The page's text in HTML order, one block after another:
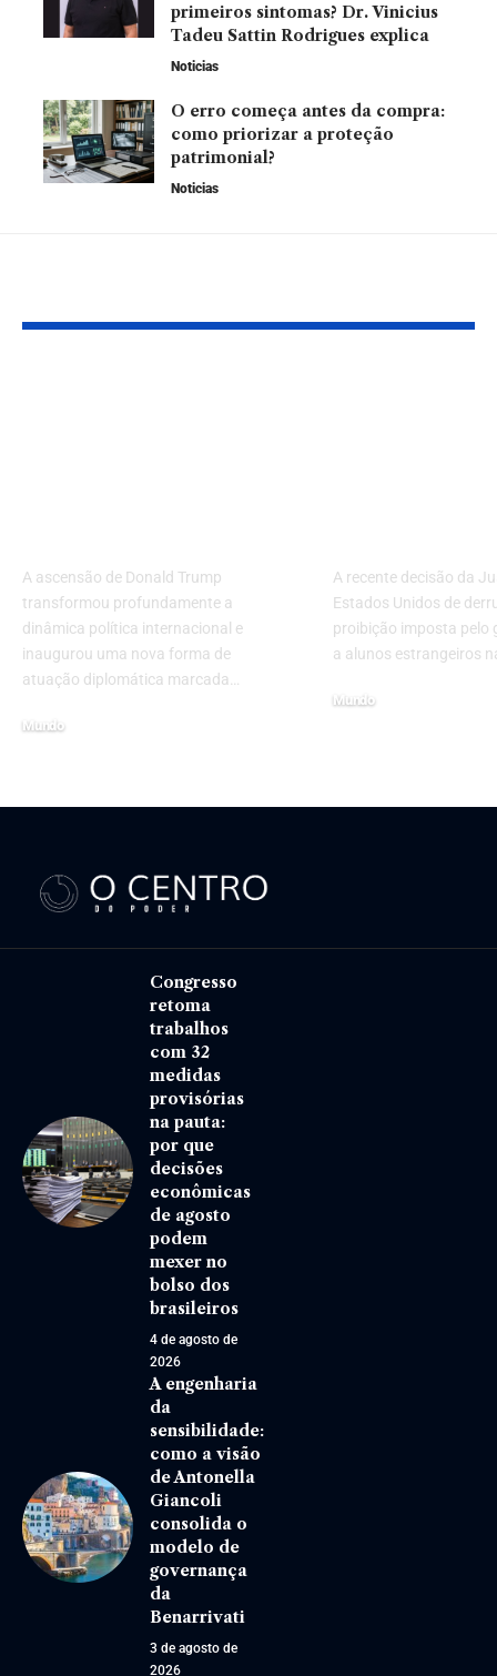
primeiros sintomas? Dr. Vinicius
Tadeu Sattin Rodrigues explica
Noticias
O erro começa antes da compra:
como priorizar a proteção
patrimonial?
Noticias
A ascensão de Donald Trump
transformou profundamente a
dinâmica política internacional e
inaugurou uma nova forma de
atuação diplomática marcada…
Mundo
A recente decisão da
Estados Unidos de
proibição imposta pelo
a alunos estrangeiros
Mundo
Congresso
retoma
trabalhos
com 32
medidas
provisórias
na pauta:
por que
decisões
econômicas
de agosto
podem
mexer no
bolso dos
brasileiros
4 de agosto de
2026
A engenharia
da
sensibilidade:
como a visão
de Antonella
Giancoli
consolida o
modelo de
governança
da
Benarrivati
3 de agosto de
2026